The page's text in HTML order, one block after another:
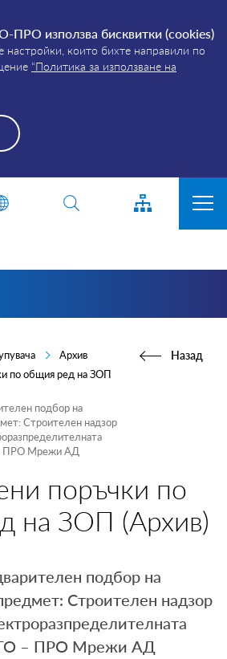
ПРО използва бисквитки (cookies)
настройки, които бихте направили по
“Политика за използване на
Архив
по общия ред на ЗОП
подбор на
Строителен надзор
ПРО Мрежи АД
Назад
поръчки по
на ЗОП (Архив)
подбор на
Строителен надзор
– ПРО Мрежи АД